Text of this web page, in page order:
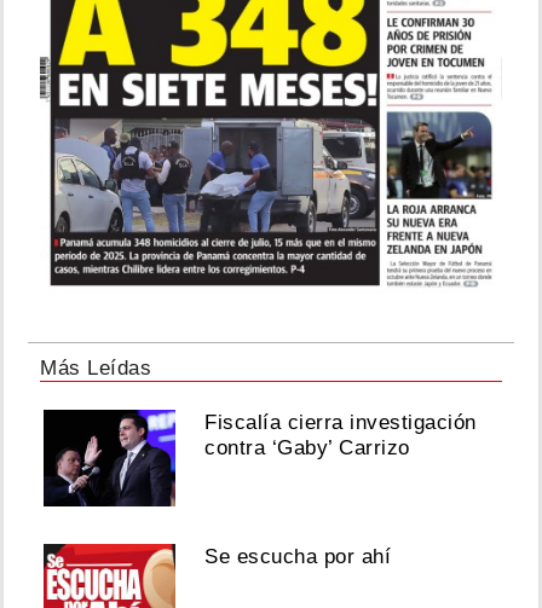
Más Leídas
Fiscalía cierra investigación
contra ‘Gaby’ Carrizo
Se escucha por ahí